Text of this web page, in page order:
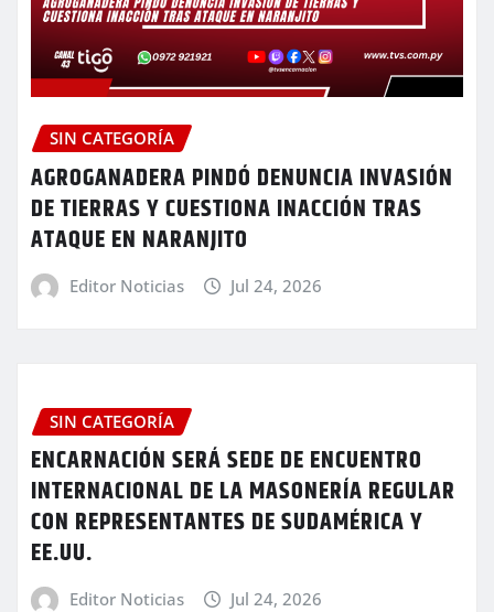
SIN CATEGORÍA
AGROGANADERA PINDÓ DENUNCIA INVASIÓN
DE TIERRAS Y CUESTIONA INACCIÓN TRAS
ATAQUE EN NARANJITO
Editor Noticias Jul 24, 2026
SIN CATEGORÍA
ENCARNACIÓN SERÁ SEDE DE ENCUENTRO
INTERNACIONAL DE LA MASONERÍA REGULAR
CON REPRESENTANTES DE SUDAMÉRICA Y
EE.UU.
Editor Noticias Jul 24, 2026